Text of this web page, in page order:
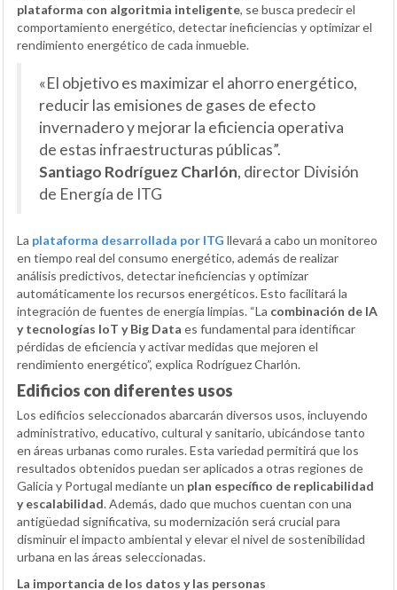
plataforma con algoritmia inteligente, se busca predecir el
comportamiento energético, detectar ineficiencias y optimizar el
rendimiento energético de cada inmueble.
«El objetivo es maximizar el ahorro energético,
reducir las emisiones de gases de efecto
invernadero y mejorar la eficiencia operativa
de estas infraestructuras públicas”.
Santiago Rodríguez Charlón, director División
de Energía de ITG
La plataforma desarrollada por ITG llevará a cabo un monitoreo
en tiempo real del consumo energético, además de realizar
análisis predictivos, detectar ineficiencias y optimizar
automáticamente los recursos energéticos. Esto facilitará la
integración de fuentes de energía limpias. “La combinación de IA
y tecnologías IoT y Big Data es fundamental para identificar
pérdidas de eficiencia y activar medidas que mejoren el
rendimiento energético”, explica Rodríguez Charlón.
Edificios con diferentes usos
Los edificios seleccionados abarcarán diversos usos, incluyendo
administrativo, educativo, cultural y sanitario, ubicándose tanto
en áreas urbanas como rurales. Esta variedad permitirá que los
resultados obtenidos puedan ser aplicados a otras regiones de
Galicia y Portugal mediante un plan específico de replicabilidad
y escalabilidad. Además, dado que muchos cuentan con una
antigüedad significativa, su modernización será crucial para
disminuir el impacto ambiental y elevar el nivel de sostenibilidad
urbana en las áreas seleccionadas.
La importancia de los datos y las personas